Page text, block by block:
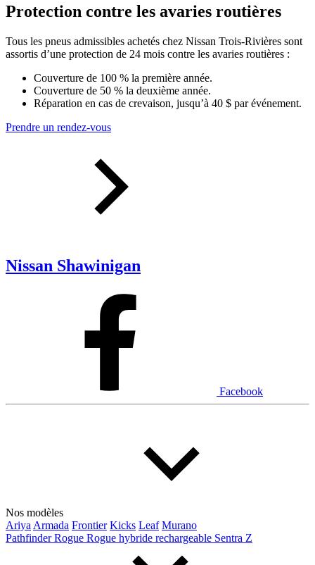
Protection contre les avaries routières
Tous les pneus admissibles achetés chez Nissan Trois-Rivières sont
assortis d’une protection de 24 mois contre les avaries routières :
Couverture de 100 % la première année.
Couverture de 50 % la deuxième année.
Réparation en cas de crevaison, jusqu’à 40 $ par événement.
Prendre un rendez-vous
Nissan Shawinigan
Facebook
Nos modèles
Ariya Armada Frontier Kicks Leaf Murano
PathfinderRogue Rogue hybride rechargeable Sentra Z